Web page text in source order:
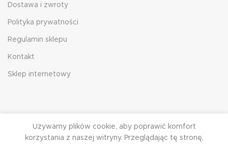
Dostawa i zwroty
Polityka prywatności
Regulamin sklepu
Kontakt
Sklep internetowy
Używamy plików cookie, aby poprawić komfort
korzystania z naszej witryny. Przeglądając tę ​​stronę,